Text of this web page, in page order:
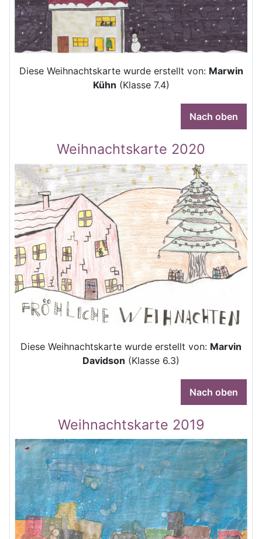
Diese Weihnachtskarte wurde erstellt von: Marwin
Kühn (Klasse 7.4)
Nach oben
Weihnachtskarte 2020
Diese Weihnachtskarte wurde erstellt von: Marvin
Davidson (Klasse 6.3)
Nach oben
Weihnachtskarte 2019